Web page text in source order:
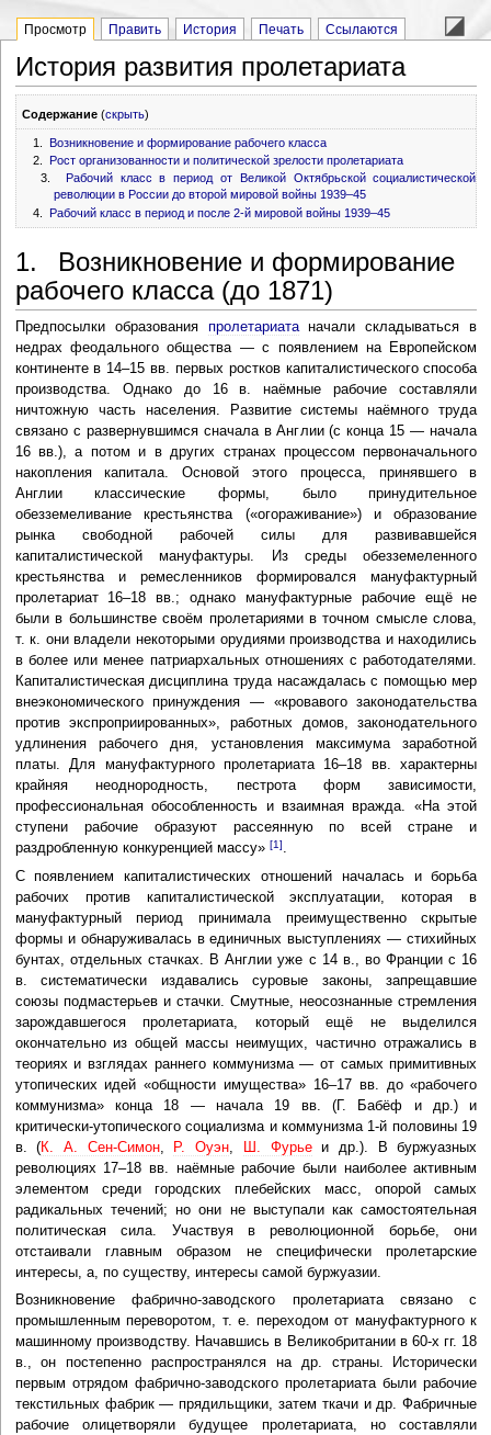
Просмотр Править История Печать Ссылаются
История развития пролетариата
Содержание(скрыть)
1.
Возникновение и формирование рабочего класса
2.
Рост организованности и политической зрелости пролетариата
3.
Рабочий класс в период от Великой Октябрьской социалистической
революции в России до второй мировой войны 1939–45
4. Рабочий класс в период и после 2-й мировой войны 1939–45
1. Возникновение и формирование
рабочего класса (до 1871)
Предпосылки образования пролетариатаначали складываться в
недрах феодального общества — с появлением на Европейском
континенте в 14–15 вв. первых ростков капиталистического способа
производства. Однако до 16 в. наёмные рабочие составляли
ничтожную часть населения. Развитие системы наёмного труда
связано с развернувшимся сначала в Англии (с конца 15 — начала
16 вв.), а потом и в других странах процессом первоначального
накопления капитала. Основой этого процесса, принявшего в
Англии классические формы, было принудительное
обезземеливание крестьянства («огораживание») и образование
рынка свободной рабочей силы для развивавшейся
капиталистической мануфактуры. Из среды обезземеленного
крестьянства и ремесленников формировался мануфактурный
пролетариат 16–18 вв.; однако мануфактурные рабочие ещё не
были в большинстве своём пролетариями в точном смысле слова,
т. к. они владели некоторыми орудиями производства и находились
в более или менее патриархальных отношениях с работодателями.
Капиталистическая дисциплина труда насаждалась с помощью мер
внеэкономического принуждения — «кровавого законодательства
против экспроприированных», работных домов, законодательного
удлинения рабочего дня, установления максимума заработной
платы. Для мануфактурного пролетариата 16–18 вв. характерны
крайняя неоднородность, пестрота форм зависимости,
профессиональная обособленность и взаимная вражда. «На этой
ступени рабочие образуют рассеянную по всей стране и
раздробленную конкуренцией массу» [1].
С появлением капиталистических отношений началась и борьба
рабочих против капиталистической эксплуатации, которая в
мануфактурный период принимала преимущественно скрытые
формы и обнаруживалась в единичных выступлениях — стихийных
бунтах, отдельных стачках. В Англии уже с 14 в., во Франции с 16
в. систематически издавались суровые законы, запрещавшие
союзы подмастерьев и стачки. Смутные, неосознанные стремления
зарождавшегося пролетариата, который ещё не выделился
окончательно из общей массы неимущих, частично отражались в
теориях и взглядах раннего коммунизма — от самых примитивных
утопических идей «общности имущества» 16–17 вв. до «рабочего
коммунизма» конца 18 — начала 19 вв. (Г. Бабёф и др.) и
критически-утопического социализма и коммунизма 1-й половины 19
в. (К. А. Сен-Симон, Р. Оуэн, Ш. Фурьеи др.). В буржуазных
революциях 17–18 вв. наёмные рабочие были наиболее активным
элементом среди городских плебейских масс, опорой самых
радикальных течений; но они не выступали как самостоятельная
политическая сила. Участвуя в революционной борьбе, они
отстаивали главным образом не специфически пролетарские
интересы, а, по существу, интересы самой буржуазии.
Возникновение фабрично-заводского пролетариата связано с
промышленным переворотом, т. е. переходом от мануфактурного к
машинному производству. Начавшись в Великобритании в 60-х гг. 18
в., он постепенно распространялся на др. страны. Исторически
первым отрядом фабрично-заводского пролетариата были рабочие
текстильных фабрик — прядильщики, затем ткачи и др. Фабричные
рабочие олицетворяли будущее пролетариата, но составляли